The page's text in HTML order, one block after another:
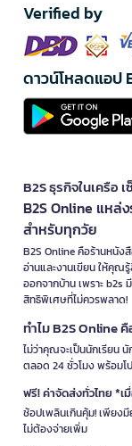
Verified by
ดาวน์โหลดแอป
B2S ธุรกิจในเครือ
B2S Online แหล่
สำหรับทุกวัย
B2S Online คือร้านหนัง
อ่านและงานเขียน ให้คุณ
ออกจากบ้าน เพราะ
สิทธิพิเศษที่ไม่ควรพลาด!
ทำไม B2S Online
ไม่ว่าคุณจะเป็นนักเรียน
ตลอด 24 ชั่วโมง พร้อมโ
ฟรี! ค่าจัดส่งทั่วไทย *
ช้อปเพลินเกินคุ้ม! เพียง
ไม่ต้องจ่ายเพิ่ม